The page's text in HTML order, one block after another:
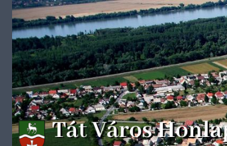
Skip to content